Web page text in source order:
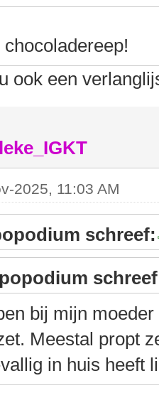
chocoladereep!
ook een
2025, 11:03 AM
schreef:
bij mijn
Meestal propt
in huis heeft